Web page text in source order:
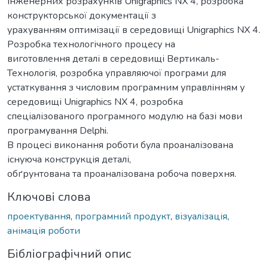
конструкторської документації з
урахуванням оптимізації в середовищі Unigraphics NX 4.
Розробка технологічного процесу на
виготовлення деталі в середовищі Вертикаль-
Технологія, розробка управляючої програми для
устаткування з числовим програмним управлінням у
середовищі Unigraphics NX 4, розробка
спеціалізованого програмного модулю на базі мови
програмування Delphi.
В процесі виконання роботи була проаналізована
існуюча конструкція деталі,
обґрунтована та проаналізована робоча поверхня.
Ключові слова
проектування, програмний продукт, візуалізація,
анімація роботи
Бібліографічний опис